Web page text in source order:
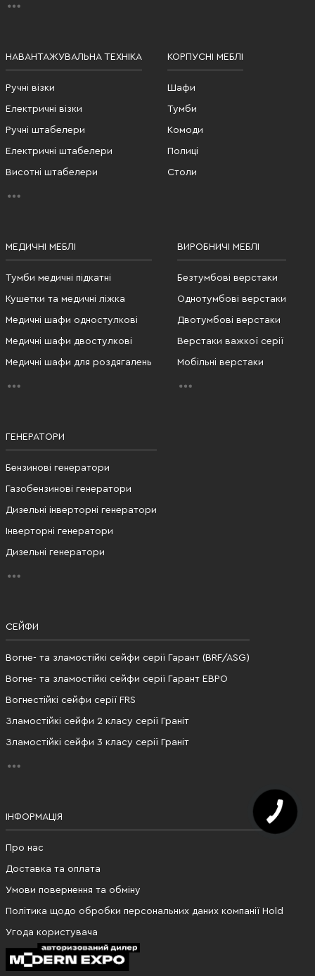
НАВАНТАЖУВАЛЬНА ТЕХНІКА
Ручні візки
Електричні візки
Ручні штабелери
Електричні штабелери
Висотні штабелери
КОРПУСНІ МЕБЛІ
Шафи
Тумби
Комоди
Полиці
Столи
МЕДИЧНІ МЕБЛІ
Тумби медичні підкатні
Кушетки та медичні ліжка
Медичні шафи одностулкові
Медичні шафи двостулкові
Медичні шафи для роздягалень
ВИРОБНИЧІ МЕБЛІ
Безтумбові верстаки
Однотумбові верстаки
Двотумбові верстаки
Верстаки важкої серії
Мобільні верстаки
ГЕНЕРАТОРИ
Бензинові генератори
Газобензинові генератори
Дизельні інверторні генератори
Інверторні генератори
Дизельні генератори
СЕЙФИ
Вогне- та зламостійкі сейфи серії Гарант (BRF/ASG)
Вогне- та зламостійкі сейфи серії Гарант ЕВРО
Вогнестійкі сейфи серії FRS
Зламостійкі сейфи 2 класу серії Граніт
Зламостійкі сейфи 3 класу серії Граніт
ІНФОРМАЦІЯ
Про нас
Доставка та оплата
Умови повернення та обміну
Політика щодо обробки персональних даних компанії Hold
Угода користувача